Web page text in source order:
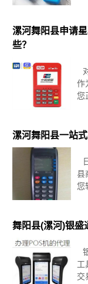
和
漯河舞阳县申请
些？
作
您
够
漯河舞阳县一站
县
您
帮
舞阳县(漯河)银盛
工
交